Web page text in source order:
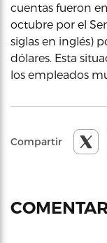
cuentas fueron
octubre por el
siglas en inglés)
dólares. Esta
los empleados
Compartir